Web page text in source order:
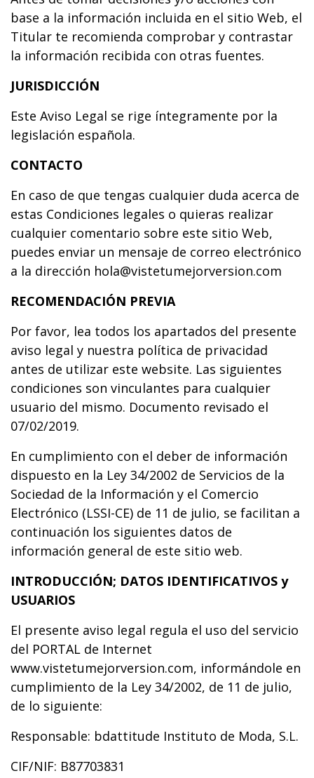
base a la información incluida en el sitio Web, el
Titular te recomienda comprobar y contrastar
la información recibida con otras fuentes.
JURISDICCIÓN
Este Aviso Legal se rige íntegramente por la
legislación española.
CONTACTO
En caso de que tengas cualquier duda acerca de
estas Condiciones legales o quieras realizar
cualquier comentario sobre este sitio Web,
puedes enviar un mensaje de correo electrónico
a la dirección hola@vistetumejorversion.com
RECOMENDACIÓN PREVIA
Por favor, lea todos los apartados del presente
aviso legal y nuestra política de privacidad
antes de utilizar este website. Las siguientes
condiciones son vinculantes para cualquier
usuario del mismo. Documento revisado el
07/02/2019.
En cumplimiento con el deber de información
dispuesto en la Ley 34/2002 de Servicios de la
Sociedad de la Información y el Comercio
Electrónico (LSSI-CE) de 11 de julio, se facilitan a
continuación los siguientes datos de
información general de este sitio web.
INTRODUCCIÓN; DATOS IDENTIFICATIVOS y
USUARIOS
El presente aviso legal regula el uso del servicio
del PORTAL de Internet
www.vistetumejorversion.com, informándole en
cumplimiento de la Ley 34/2002, de 11 de julio,
de lo siguiente:
Responsable: bdattitude Instituto de Moda, S.L.
CIF/NIF: B87703831